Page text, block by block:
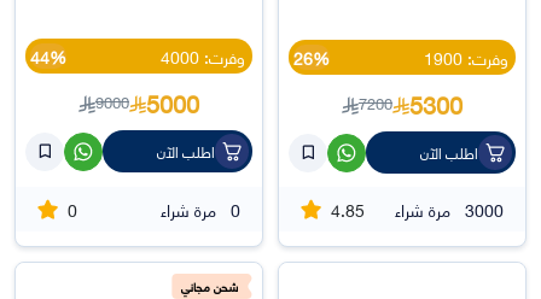
وفرت: 1900 26%
5300
7200
اطلب الآن
3000 مرة شراء 4.85
وفرت: 4000 44%
5000
9000
اطلب الآن
0 مرة شراء 0
شحن مجاني